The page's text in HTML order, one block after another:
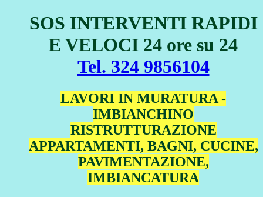
SOS INTERVENTI RAPIDI
E VELOCI 24 ore su 24
Tel. 324 9856104
LAVORI IN MURATURA -
IMBIANCHINO
RISTRUTTURAZIONE
APPARTAMENTI, BAGNI, CUCINE,
PAVIMENTAZIONE,
IMBIANCATURA